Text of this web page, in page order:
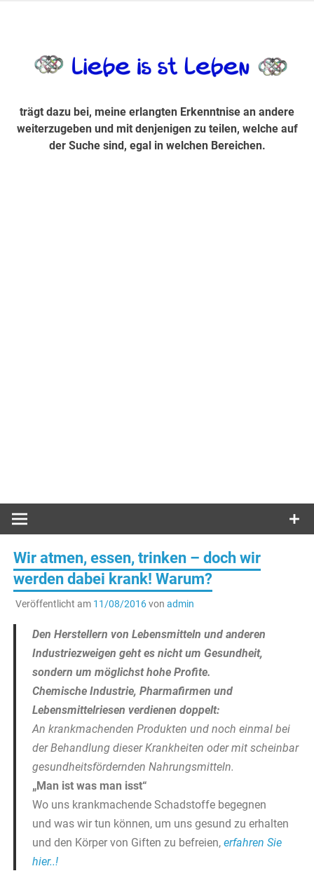
Suche sind, egal in welchen Bereichen.
trägt dazu bei, meine erlangten Erkenntnise an andere
weiterzugeben und mit denjenigen zu teilen, welche auf
der Suche sind, egal in welchen Bereichen.
Wir atmen, essen, trinken – doch wir
werden dabei krank! Warum?
Veröffentlicht am 11/08/2016von admin
Den Herstellern von Lebensmitteln und anderen
Industriezweigen geht es nicht um Gesundheit,
sondern um möglichst hohe Profite.
Chemische Industrie, Pharmafirmen und
Lebensmittelriesen verdienen doppelt:
An krankmachenden Produkten und noch einmal bei
der Behandlung dieser Krankheiten oder mit scheinbar
gesundheitsfördernden Nahrungsmitteln.
„Man ist was man isst“
Wo uns krankmachende Schadstoffe begegnen
und was wir tun können, um uns gesund zu erhalten
und den Körper von Giften zu befreien, erfahren Sie
hier..!